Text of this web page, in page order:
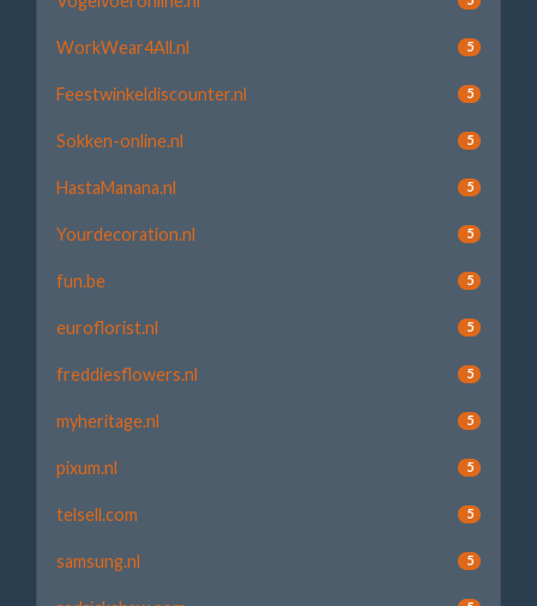
WorkWear4All.nl 5
Feestwinkeldiscounter.nl 5
Sokken-online.nl 5
HastaManana.nl 5
Yourdecoration.nl 5
fun.be 5
euroflorist.nl 5
freddiesflowers.nl 5
myheritage.nl 5
pixum.nl 5
telsell.com 5
samsung.nl 5